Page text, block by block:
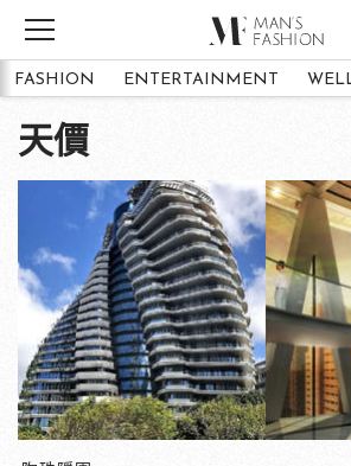
FASHION ENTERTAINMENT
天價